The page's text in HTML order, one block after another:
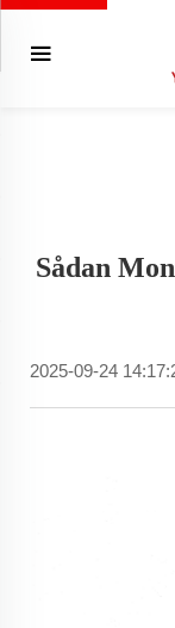
Sådan
2025-09-24